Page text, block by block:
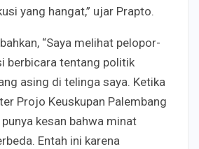
yang hangat,” ujar Prapto.
“Saya melihat pelopor-
berbicara tentang politik
asing di telinga saya. Ketika
Projo Keuskupan Palembang
kesan bahwa minat
Entah ini karena